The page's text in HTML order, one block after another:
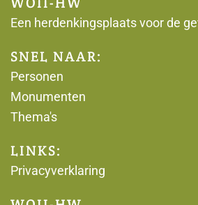
Een herdenkingsplaats voor de
SNEL NAAR:
Personen
Monumenten
Thema's
LINKS:
Privacyverklaring